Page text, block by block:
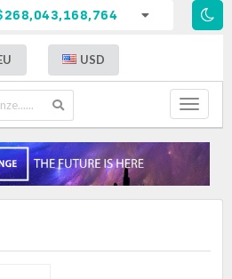
USD
Toggle